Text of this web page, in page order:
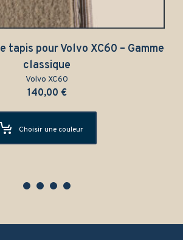
tapis pour Volvo XC60 – Gamme
classique
Volvo XC60
140,00
Choisir une couleur